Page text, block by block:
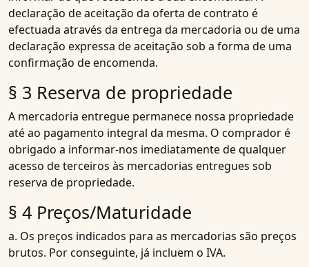
declaração de aceitação da oferta de contrato é
efectuada através da entrega da mercadoria ou de uma
declaração expressa de aceitação sob a forma de uma
confirmação de encomenda.
§ 3 Reserva de propriedade
A mercadoria entregue permanece nossa propriedade
até ao pagamento integral da mesma. O comprador é
obrigado a informar-nos imediatamente de qualquer
acesso de terceiros às mercadorias entregues sob
reserva de propriedade.
§ 4 Preços/Maturidade
a. Os preços indicados para as mercadorias são preços
brutos. Por conseguinte, já incluem o IVA.